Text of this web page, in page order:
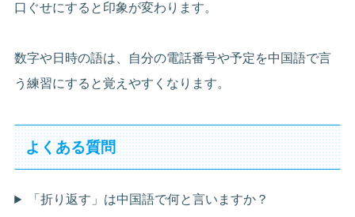
口ぐせにすると印象が変わります。
数字や日時の語は、自分の電話番号や予定を中国語で言
う練習にすると覚えやすくなります。
よくある質問
「折り返す」は中国語で何と言いますか？